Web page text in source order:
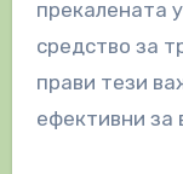
прекалената
средство за
прави тези
ефективни за